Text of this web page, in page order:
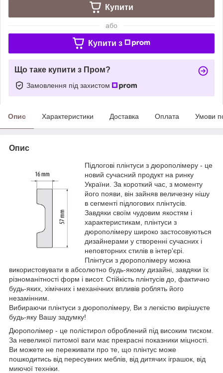
Купити
або
Купити з
Що таке купити з Пром?
Замовлення під захистом
Опис Характеристики Доставка Оплата Умови
Опис
Підлогові плінтуси з дюрополімеру - це
новий сучасний продукт на ринку
України. За короткий час, з моменту
його появи, він зайняв величезну нішу
в сегменті підлогових плінтусів.
Завдяки своїм чудовим якостям і
характеристикам, плінтуси з
дюрополімеру широко застосовуються
дизайнерами у створенні сучасних і
неповторних стилів в інтер'єрі.
Плінтуси з дюрополімеру можна
використовувати в абсолютно будь-якому дизайні, завдяки їх
різноманітності форм і висот. Стійкість плінтусів до, фактично
будь-яких, хімічних і механічних впливів роблять його
незамінним.
Вибираючи плінтуси з дюрополімеру, Ви з легкістю вирішуєте
будь-яку Вашу задумку!
Дюрополімер - це полістирол оброблений під високим тиском.
За невеликої питомої ваги має прекрасні показники міцності.
Ви можете не переживати про те, що плінтус може
пошкодитись від пересувних меблів, від дитячих іграшок, від
миючої техніки.